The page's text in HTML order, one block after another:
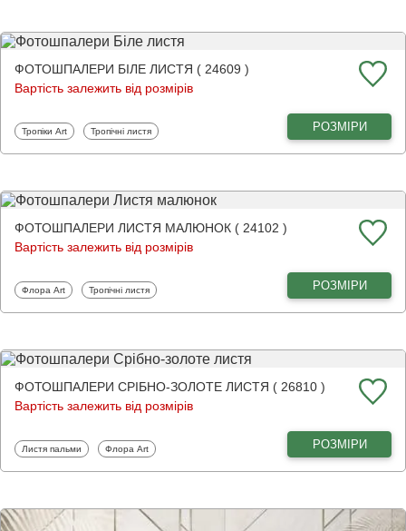
ФОТОШПАЛЕРИ БІЛЕ ЛИСТЯ ( 24609 )
Вартість залежить від розмірів
Фотошпалери
Тропіки Art Фотошпалери
Тропічні листя РОЗМІРИ
ФОТОШПАЛЕРИ ЛИСТЯ МАЛЮНОК ( 24102 )
Вартість залежить від розмірів
Фотошпалери
Флора Art Фотошпалери
Тропічні листя РОЗМІРИ
ФОТОШПАЛЕРИ СРІБНО-ЗОЛОТЕ ЛИСТЯ ( 26810 )
Вартість залежить від розмірів
Фотошпалери
Листя пальми Фотошпалери
Флора Art РОЗМІРИ